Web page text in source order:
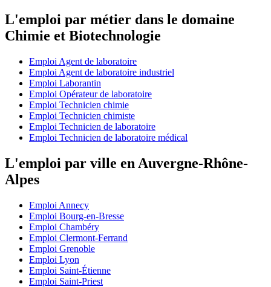
L'emploi par métier dans le domaine
Chimie et Biotechnologie
Emploi Agent de laboratoire
Emploi Agent de laboratoire industriel
Emploi Laborantin
Emploi Opérateur de laboratoire
Emploi Technicien chimie
Emploi Technicien chimiste
Emploi Technicien de laboratoire
Emploi Technicien de laboratoire médical
L'emploi par ville en Auvergne-Rhône-
Alpes
Emploi Annecy
Emploi Bourg-en-Bresse
Emploi Chambéry
Emploi Clermont-Ferrand
Emploi Grenoble
Emploi Lyon
Emploi Saint-Étienne
Emploi Saint-Priest